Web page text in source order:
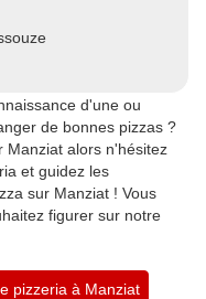
d'une ou
de bonnes pizzas ?
Manziat alors n'hésitez
et guidez les
sur Manziat ! Vous
figurer sur notre
pizzeria à Manziat